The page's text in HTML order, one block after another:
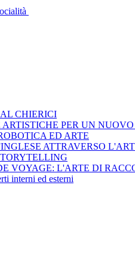
CHIERICI
ARTISTICHE PER UN
ED ARTE
ATTRAVERSO
VOYAGE: L'ARTE DI
interni ed esterni